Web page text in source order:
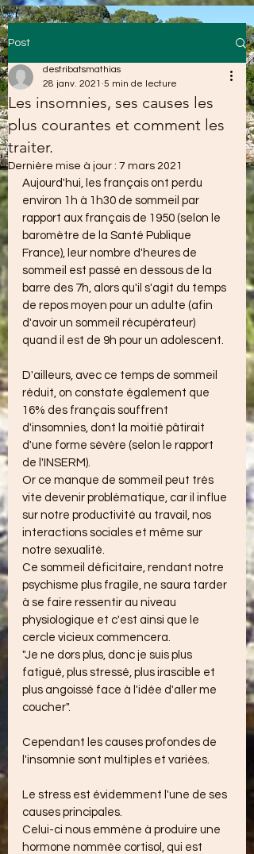
Post
Les insomnies, ses causes les
plus courantes et comment les
traiter.
destribatsmathias
28 janv. 2021 5 min de lecture
Dernière mise à jour : 7 mars 2021
Aujourd'hui, les français ont perdu
environ 1h à 1h30 de sommeil par
rapport aux français de 1950 (selon le
baromètre de la Santé Publique
France), leur nombre d'heures de
sommeil est passé en dessous de la
barre des 7h, alors qu'il s'agit du temps
de repos moyen pour un adulte (afin
d'avoir un sommeil récupérateur)
quand il est de 9h pour un adolescent.
D'ailleurs, avec ce temps de sommeil
réduit, on constate également que
16% des français souffrent
d'insomnies, dont la moitié pâtirait
d'une forme sévère (selon le rapport
de l'INSERM).
Or ce manque de sommeil peut très
vite devenir problématique, car il influe
sur notre productivité au travail, nos
interactions sociales et même sur
notre sexualité.
Ce sommeil déficitaire, rendant notre
psychisme plus fragile, ne saura tarder
à se faire ressentir au niveau
physiologique et c'est ainsi que le
cercle vicieux commencera.
"Je ne dors plus, donc je suis plus
fatigué, plus stressé, plus irascible et
plus angoissé face à l'idée d'aller me
coucher".
Cependant les causes profondes de
l'insomnie sont multiples et variées.
Le stress est évidemment l'une de ses
causes principales.
Celui-ci nous emmène à produire une
hormone nommée cortisol, qui est